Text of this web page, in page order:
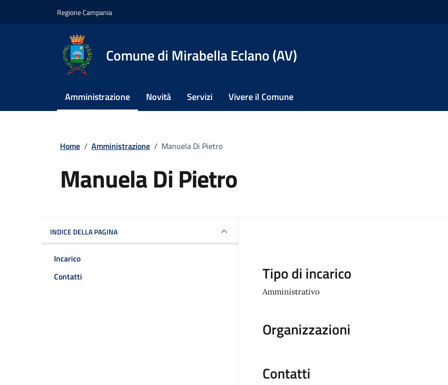
Regione Campania
Comune di Mirabella Eclano (AV)
Amministrazione Novità Servizi Vivere il Comune
Home / Amministrazione / Manuela Di Pietro
Manuela Di Pietro
INDICE DELLA PAGINA
Incarico
Contatti
Tipo di incarico
Amministrativo
Organizzazioni
Contatti